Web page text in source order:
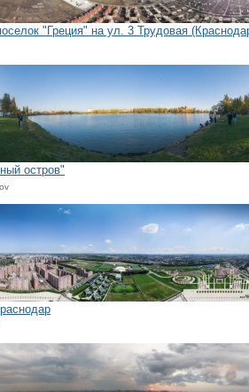
"Греция" на ул. 3 Трудовая
остров"